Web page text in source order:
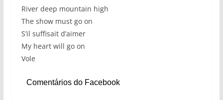
River deep mountain high
The show must go on
S’il suffisait d’aimer
My heart will go on
Vole
Comentários do Facebook